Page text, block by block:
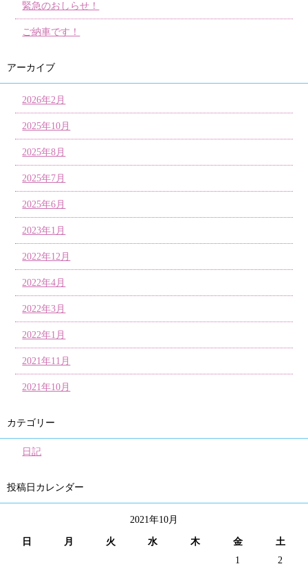
緊急のおしらせ！
ご納車です！
アーカイブ
2026年2月
2025年10月
2025年8月
2025年7月
2025年6月
2023年1月
2022年12月
2022年4月
2022年3月
2022年1月
2021年11月
2021年10月
カテゴリー
日記
投稿日カレンダー
2021年10月
日 月 火 水 木 金
土
1
2